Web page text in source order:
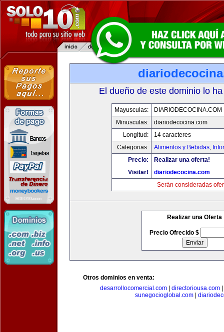
El dueño de este dominio lo
Mayusculas:
DIARIODECOCINA.COM
Minusculas:
diariodecocina.com
Longitud:
14 caracteres
Categorias:
Alimentos y Bebidas,
Precio:
Realizar una oferta!
Visitar!
diariodecocina.com
Serán consideradas
Realizar una Oferta
Precio Ofrecido $
Otros dominios en venta:
desarrollocomercial.com
directoriousa.com
sunegocioglobal.com|